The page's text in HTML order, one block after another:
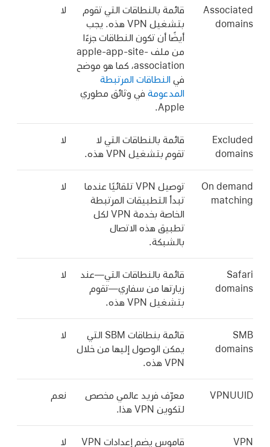
Associated
domains
قائمة بالنطاقات التي تقوم
بتشغيل VPN هذه. يجب
أيضًا أن تكون النطاقات جزءًا
من ملف apple-app-site-
association، كما هو موضح
في
النطاقات المرتبطة
المدعومةفي وثائق مطوري
Apple.
لا
Excluded
domains
قائمة بالنطاقات التي لا
تقوم بتشغيل VPN هذه.
لا
On demand
matching
توصيل VPN تلقائيًا عندما
تبدأ التطبيقات المرتبطة
الخاصة بخدمة VPN لكل
تطبيق هذه الاتصال
بالشبكة.
لا
Safari
domains
قائمة بالنطاقات التي—عند
زيارتها من سفاري—تقوم
بتشغيل VPN هذه.
لا
SMB
domains
قائمة بنطاقات SBM التي
يمكن الوصول إليها من خلال
VPN هذه.
لا
VPNUUID
معرّف فريد عالمي مخصص
لتكوين VPN هذا.
نعم
VPN
قاموس يضم إعدادات VPN
لا